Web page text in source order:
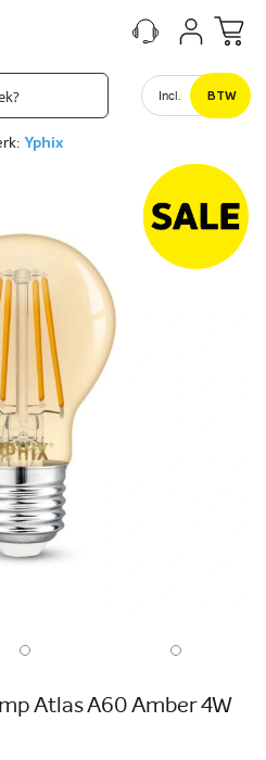
Incl. BTW
Yphix
Atlas A60 Amber 4W